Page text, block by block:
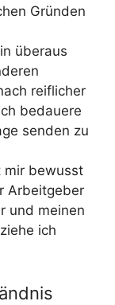
Gründen
überaus
reiflicher
bedauere
senden zu
mir bewusst
Arbeitgeber
und meinen
ich